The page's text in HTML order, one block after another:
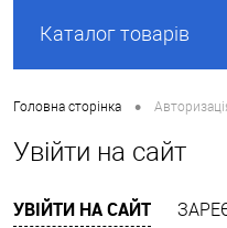
Каталог товарів
Головна сторінка •
Увійти на сайт
УВІЙТИ НА САЙТ